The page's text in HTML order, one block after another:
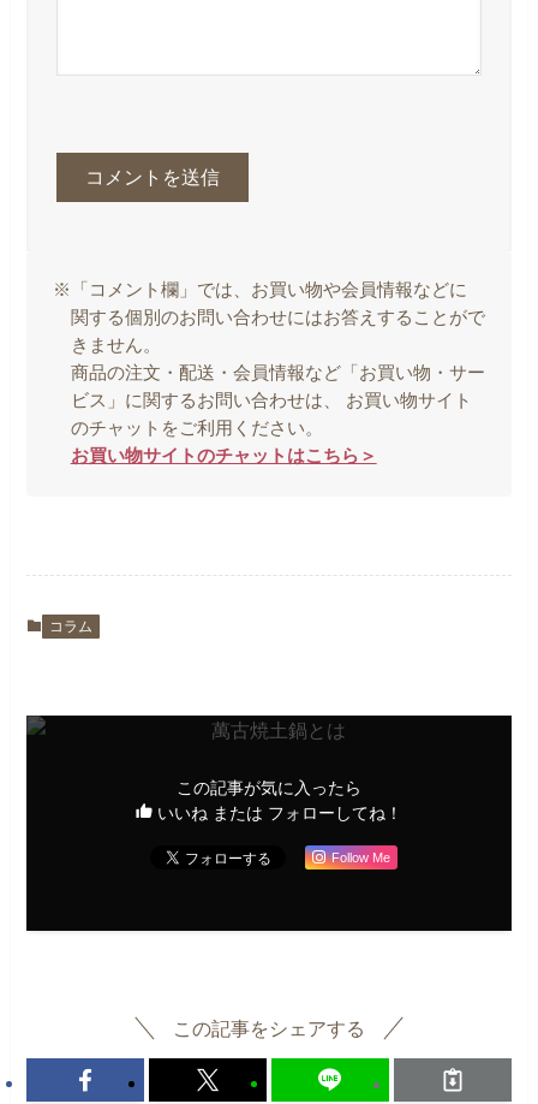
※「コメント欄」では、お買い物や会員情報などに
関する個別のお問い合わせにはお答えすることがで
きません。
商品の注文・配送・会員情報など「お買い物・サー
ビス」に関するお問い合わせは、 お買い物サイト
のチャットをご利用ください。
お買い物サイトのチャットはこちら＞
コラム
この記事が気に入ったら
いいね または フォローしてね！
Follow Me
この記事をシェアする